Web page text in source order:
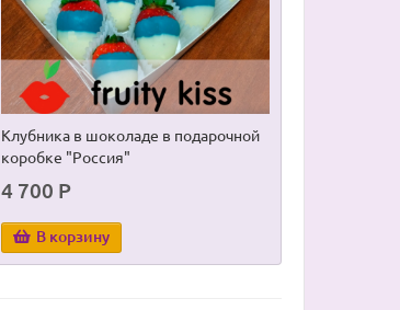
Клубника в шоколаде в подарочной
коробке "Россия"
4 700 Р
В корзину